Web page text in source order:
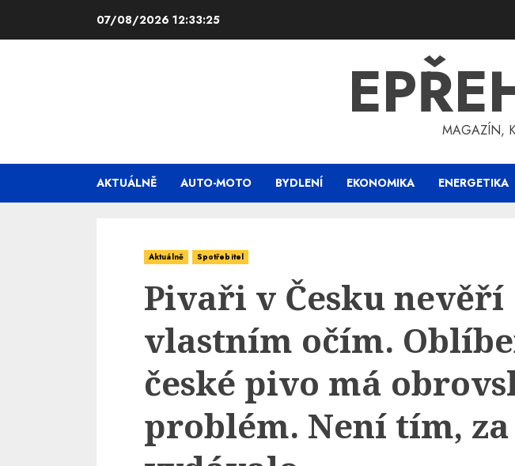
07/08/2026 12:33:26
MAGAZÍN,
AKTUÁLNĚ AUTO-MOTO BYDLENÍ EKONOMIKA ENERGETIKA
Aktuálně Spotřebitel
Pivaři v Česku nevěří
vlastním očím.
české pivo má
problém. Není tím, za